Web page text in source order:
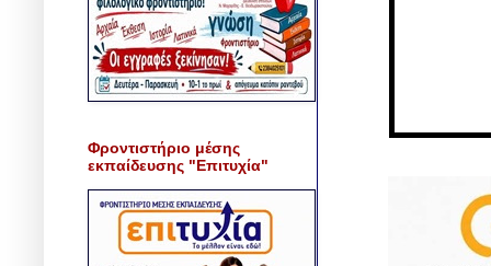
Φροντιστήριο μέσης
εκπαίδευσης "Επιτυχία"